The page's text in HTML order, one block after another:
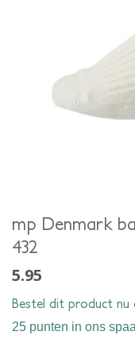
mp Denmark
432
5.95
Bestel dit product nu
25 punten in ons